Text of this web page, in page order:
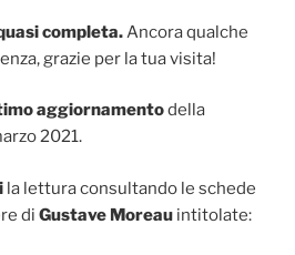
completa.Ancora qualche
grazie per la tua visita!
aggiornamentodella
2021.
la lettura consultando le schede
di Gustave Moreau intitolate: